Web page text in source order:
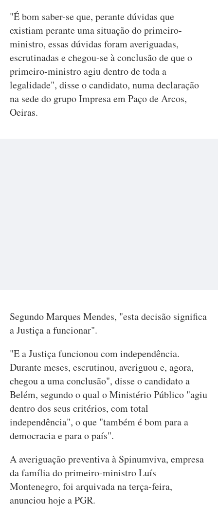
"É bom saber-se que, perante dúvidas que
existiam perante uma situação do primeiro-
ministro, essas dúvidas foram averiguadas,
escrutinadas e chegou-se à conclusão de que o
primeiro-ministro agiu dentro de toda a
legalidade", disse o candidato, numa declaração
na sede do grupo Impresa em Paço de Arcos,
Oeiras.
Segundo Marques Mendes, "esta decisão significa
a Justiça a funcionar".
"E a Justiça funcionou com independência.
Durante meses, escrutinou, averiguou e, agora,
chegou a uma conclusão", disse o candidato a
Belém, segundo o qual o Ministério Público "agiu
dentro dos seus critérios, com total
independência", o que "também é bom para a
democracia e para o país".
A averiguação preventiva à Spinumviva, empresa
da família do primeiro-ministro Luís
Montenegro, foi arquivada na terça-feira,
anunciou hoje a PGR.